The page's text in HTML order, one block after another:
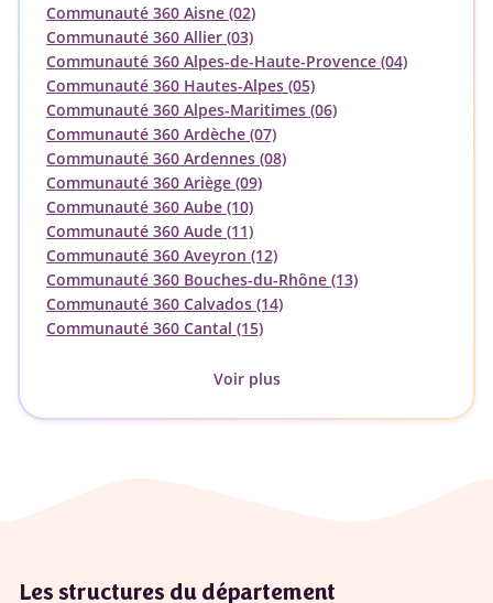
Communauté 360 Aisne (02)
Communauté 360 Allier (03)
Communauté 360 Alpes-de-Haute-Provence (04)
Communauté 360 Hautes-Alpes (05)
Communauté 360 Alpes-Maritimes (06)
Communauté 360 Ardèche (07)
Communauté 360 Ardennes (08)
Communauté 360 Ariège (09)
Communauté 360 Aube (10)
Communauté 360 Aude (11)
Communauté 360 Aveyron (12)
Communauté 360 Bouches-du-Rhône (13)
Communauté 360 Calvados (14)
Communauté 360 Cantal (15)
Voir plus
Les structures du département